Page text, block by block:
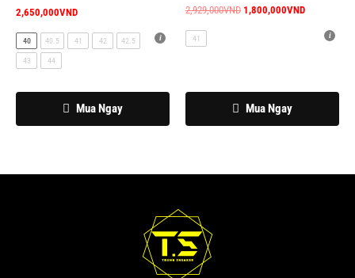
2,650,000VND
Mua Ngay
chọn
có
thể
được
trang
40 40.5 41 42 42.5
43 44
2,929,000VND 1,800,000VND
Mua Ngay
chọn
có
thể
trang
41